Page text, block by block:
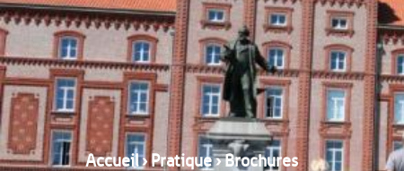
Accueil› Pratique›Brochures